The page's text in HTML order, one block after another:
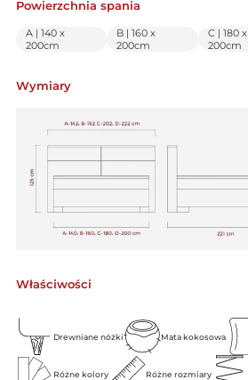
Powierzchnia spania
A | 140 x
200cm
B | 160 x
200cm
C | 180 x
200cm
Wymiary
Właściwości
Drewniane nóżki Mata kokosowa
Różne kolory Różne rozmiary